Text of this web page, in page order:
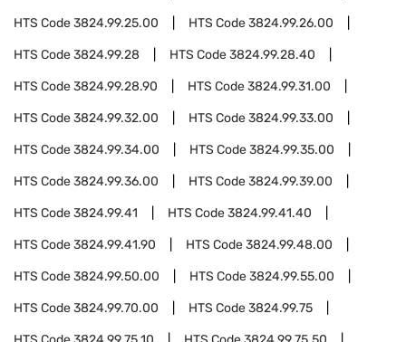
HTS Code3824.99.25.00 HTS Code3824.99.26.00
HTS Code3824.99.28 HTS Code3824.99.28.40
HTS Code3824.99.28.90 HTS Code3824.99.31.00
HTS Code3824.99.32.00 HTS Code3824.99.33.00
HTS Code3824.99.34.00 HTS Code3824.99.35.00
HTS Code3824.99.36.00 HTS Code3824.99.39.00
HTS Code3824.99.41 HTS Code3824.99.41.40
HTS Code3824.99.41.90 HTS Code3824.99.48.00
HTS Code3824.99.50.00 HTS Code3824.99.55.00
HTS Code3824.99.70.00 HTS Code3824.99.75